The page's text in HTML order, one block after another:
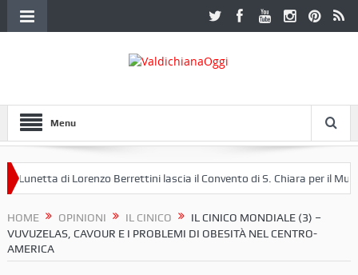
Menu
di Lorenzo Berrettini lascia il Convento di S. Chiara per il Museo
HOME OPINIONI IL CINICO
IL CINICO MONDIALE (3) –
VUVUZELAS, CAVOUR E I PROBLEMI DI OBESITÀ NEL CENTRO-
AMERICA